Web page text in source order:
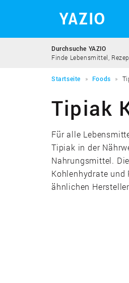
Durchsuche YAZIO
Finde Lebensmittel,
Startseite Foods
Tipiak
Für alle
Tipiak in der
Nahrungsmittel.
Kohlenhydrate
ähnlichen